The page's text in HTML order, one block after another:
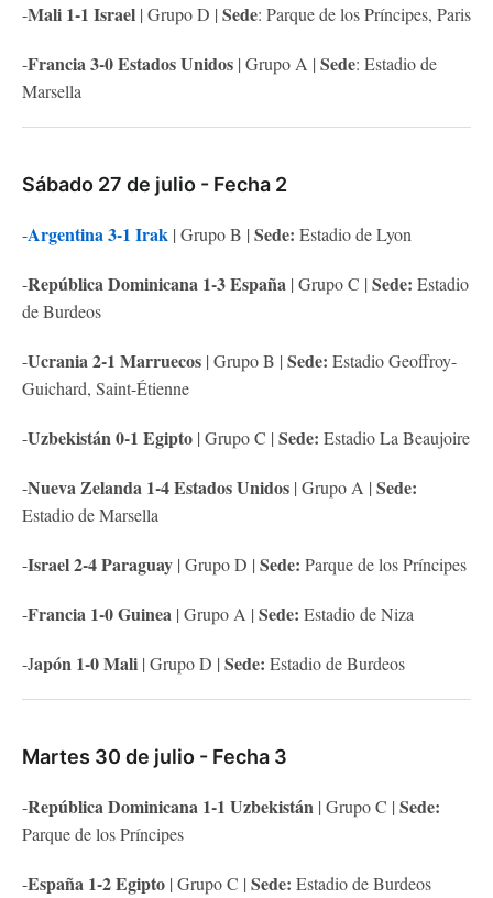
-Mali 1-1 Israel | Grupo D | Sede: Parque de los Príncipes, Paris
-Francia 3-0 Estados Unidos | Grupo A | Sede: Estadio de
Marsella
Sábado 27 de julio - Fecha 2
-Argentina 3-1 Irak | Grupo B | Sede: Estadio de Lyon
-República Dominicana 1-3 España | Grupo C | Sede: Estadio
de Burdeos
-Ucrania 2-1 Marruecos | Grupo B | Sede: Estadio Geoffroy-
Guichard, Saint-Étienne
-Uzbekistán 0-1 Egipto | Grupo C | Sede: Estadio La Beaujoire
-Nueva Zelanda 1-4 Estados Unidos | Grupo A | Sede:
Estadio de Marsella
-Israel 2-4 Paraguay | Grupo D | Sede: Parque de los Príncipes
-Francia 1-0 Guinea | Grupo A | Sede: Estadio de Niza
-Japón 1-0 Mali | Grupo D | Sede: Estadio de Burdeos
Martes 30 de julio - Fecha 3
-República Dominicana 1-1 Uzbekistán | Grupo C | Sede:
Parque de los Príncipes
-España 1-2 Egipto | Grupo C | Sede: Estadio de Burdeos